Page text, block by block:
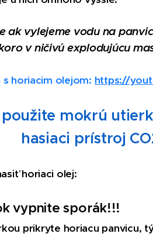
ak vylejeme vodu na
v ničivú explodujúcu
horiacim olejom: https://
použite mokrú
hasiaci prístroj
horiaci olej:
vypnite sporák!!!
prikryte horiacu panvicu,